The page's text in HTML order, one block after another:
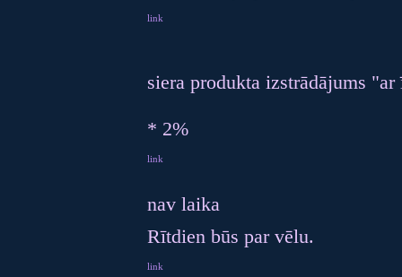
link
siera produkta izstrādājums
* 2%
link
nav laika
Rītdien būs par vēlu.
link